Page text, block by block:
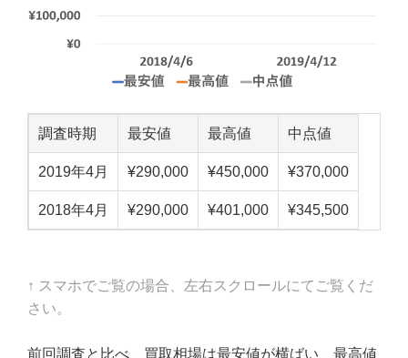
調査時期 最安値 最高値 中点値
2019年4月 ¥290,000 ¥450,000 ¥370,000
2018年4月 ¥290,000 ¥401,000 ¥345,500
↑ スマホでご覧の場合、左右スクロールにてご覧くだ
さい。
前回調査と比べ、買取相場は最安値が横ばい、最高値